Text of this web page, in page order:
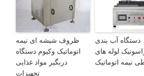
دستگاه آب بندی
لوله های
نیمه اتوماتیک
ظروف شیشه ای نیمه
اتوماتیک وکیوم دستگاه
دربگیر مواد غذایی
تجهیزات